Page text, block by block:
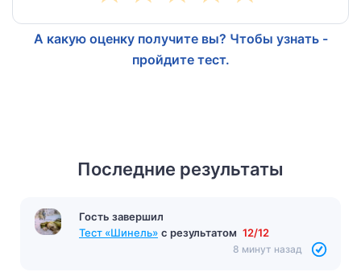
А какую оценку получите вы? Чтобы узнать -
пройдите тест.
Последние результаты
Гость завершил
Тест «Шинель» с результатом 12/12
8 минут назад